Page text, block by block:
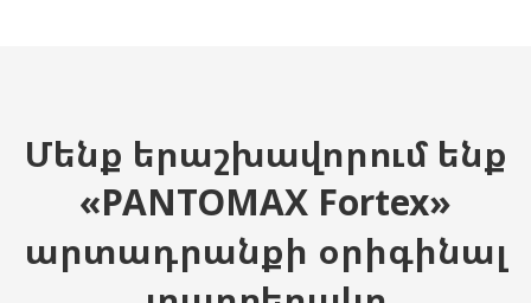
Մենք երաշխավորում ենք
«PANTOMAX Fortex»
արտադրանքի օրիգինալ